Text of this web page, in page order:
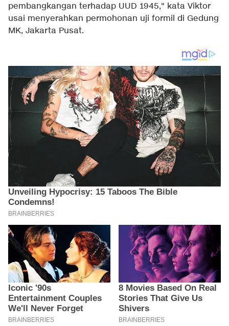
pembangkangan terhadap UUD 1945," kata Viktor
usai menyerahkan permohonan uji formil di Gedung
MK, Jakarta Pusat.